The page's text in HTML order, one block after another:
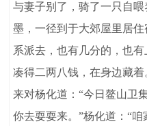
与妻子别了，骑了一只自
墨，一径到于大郊屋里居
系派去，也有几分的，也
凑得二两八钱，在身边藏
来对杨化道：“今日鳌山卫
你去耍耍来。”杨化道：“